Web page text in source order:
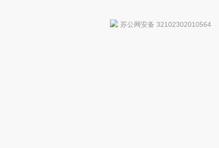
苏公网安备 32102302010564